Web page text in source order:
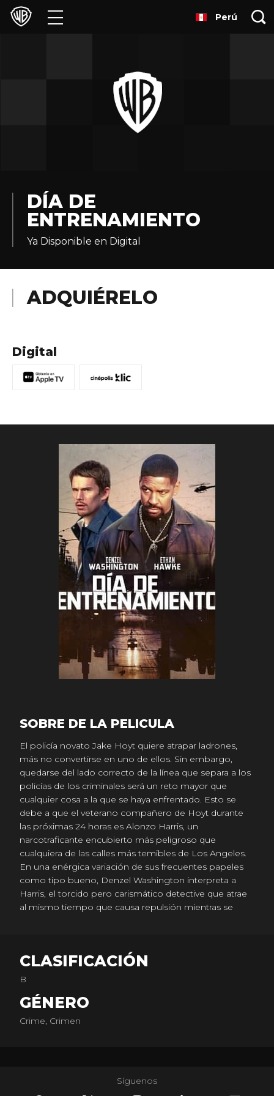
Películas
Juegos y Aplicaciones
Noticias
Experiencias
Perú
DÍA DE
ENTRENAMIENTO
Ya Disponible en Digital
ADQUIÉRELO
Digital
SOBRE DE LA PELICULA
El policía novato Jake Hoyt quiere atrapar ladrones,
más no convertirse en uno de ellos. Sin embargo,
quedarse del lado correcto de la línea que separa a los
policías de los criminales será un reto mayor que
cualquier cosa a la que se haya enfrentado. Esto se
debe a que el veterano compañero de Hoyt durante
las próximas 24 horas es Alonzo Harris, un
narcotraficante encubierto más peligroso que
cualquiera de las calles más temibles de Los Angeles.
En una enérgica variación de sus frecuentes papeles
como tipo bueno, Denzel Washington interpreta a
Harris, el torcido pero carismático detective que atrae
al mismo tiempo que causa repulsión mientras se
CLASIFICACIÓN
B
GÉNERO
Crime, Crimen
Síguenos